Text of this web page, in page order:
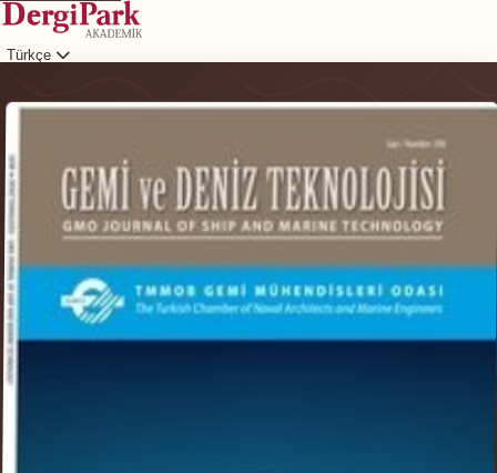
Türkçe